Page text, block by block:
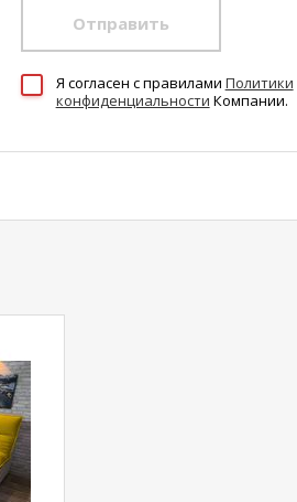
Отправить
Я согласен c правилами Политики
конфиденциальности Компании.